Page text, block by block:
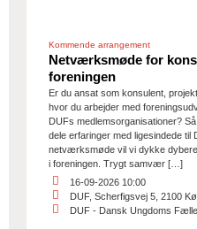
Kommende arrangement
Netværksmøde for
foreningen
Er du ansat som konsulent,
hvor du arbejder med
DUFs medlemsorganisationer?
dele erfaringer med ligesindede
netværksmøde vil vi dykke
i foreningen. Trygt samvær […]
16-09-2026 10:00
DUF, Scherfigsvej 5, 2100
DUF - Dansk Ungdoms